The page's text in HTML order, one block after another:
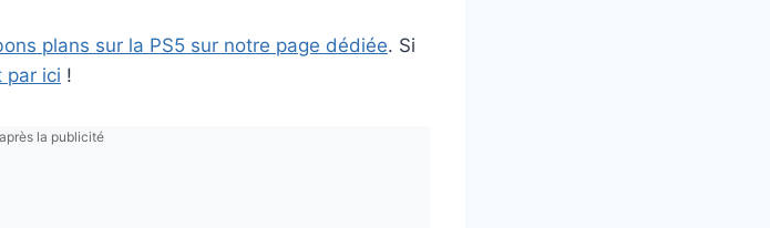
plans sur la PS5 sur notre page dédiée. Si
par ici !
la publicité